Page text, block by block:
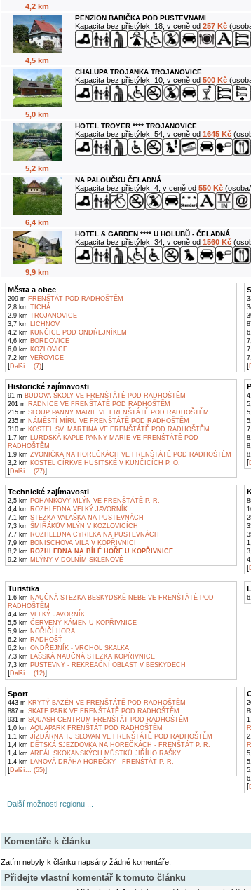
4,2 km
4,5 km
PENZION BABIČKA POD PUSTEVNAMI
Kapacita bez přistýlek: 18, v ceně od 257 Kč
5,0 km
CHALUPA TROJANKA TROJANOVICE
Kapacita bez přistýlek: 10, v ceně od 500 Kč
5,2 km
HOTEL TROYER **** TROJANOVICE
Kapacita bez přistýlek: 54, v ceně od 1645 Kč
6,4 km
NA PALOUČKU ČELADNÁ
Kapacita bez přistýlek: 4, v ceně od 550 Kč
9,9 km
HOTEL & GARDEN **** U HOLUBŮ - ČELADNÁ
Kapacita bez přistýlek: 34, v ceně od 1560 Kč
Města a obce
209 m FRENŠTÁT POD RADHOŠTĚM
2,8 km TICHÁ
2,9 km TROJANOVICE
3,7 km LICHNOV
4,2 km KUNČICE POD ONDŘEJNÍKEM
4,6 km BORDOVICE
6,0 km KOZLOVICE
7,2 km VEŘOVICE
[Další... (7)] [
Historické zajímavosti
91 m BUDOVA ŠKOLY VE FRENŠTÁTĚ POD RADHOŠTĚM
201 m RADNICE VE FRENŠTÁTĚ POD RADHOŠTĚM
215 m SLOUP PANNY MARIE VE FRENŠTÁTĚ POD RADHOŠTĚM
235 m NÁMĚSTÍ MÍRU VE FRENŠTÁTĚ POD RADHOŠTĚM
310 m KOSTEL SV. MARTINA VE FRENŠTÁTĚ POD RADHOŠTĚM
1,7 km LURDSKÁ KAPLE PANNY MARIE VE FRENŠTÁTĚ POD
RADHOŠTĚM
1,9 km ZVONIČKA NA HOREČKÁCH VE FRENŠTÁTĚ POD RADHOŠTĚM
3,2 km KOSTEL CÍRKVE HUSITSKÉ V KUNČICÍCH P. O.
[Další... (27)]
[
Technické zajímavosti
2,5 km POHANKOVÝ MLÝN VE FRENŠTÁTĚ P. R.
4,4 km ROZHLEDNA VELKÝ JAVORNÍK
7,1 km STEZKA VALAŠKA NA PUSTEVNÁCH
7,3 km ŠMIŘÁKŮV MLÝN V KOZLOVICÍCH
7,7 km ROZHLEDNA CYRILKA NA PUSTEVNÁCH
7,9 km BÖNISCHOVA VILA V KOPŘIVNICI
8,2 km ROZHLEDNA NA BÍLÉ HOŘE U KOPŘIVNICE
9,2 km MLÝNY V DOLNÍM SKLENOVĚ
[
Turistika
1,6 km NAUČNÁ STEZKA BESKYDSKÉ NEBE VE FRENŠTÁTĚ POD
RADHOŠTĚM
4,4 km VELKÝ JAVORNÍK
5,5 km ČERVENÝ KÁMEN U KOPŘIVNICE
5,9 km NOŘIČÍ HORA
6,2 km RADHOŠŤ
6,2 km ONDŘEJNÍK - VRCHOL SKALKA
7,3 km LAŠSKÁ NAUČNÁ STEZKA KOPŘIVNICE
7,3 km PUSTEVNY - REKREAČNÍ OBLAST V BESKYDECH
[Další... (12)]
Sport
443 m KRYTÝ BAZÉN VE FRENŠTÁTĚ POD RADHOŠTĚM
887 m SKATE PARK VE FRENŠTÁTĚ POD RADHOŠTĚM
931 m SQUASH CENTRUM FRENŠTÁT POD RADHOŠTĚM
1,0 km AQUAPARK FRENŠTÁT POD RADHOŠTĚM
1,1 km JÍZDÁRNA TJ SLOVAN VE FRENŠTÁTĚ POD RADHOŠTĚM
1,4 km DĚTSKÁ SJEZDOVKA NA HOREČKÁCH - FRENŠTÁT P. R.
1,4 km AREÁL SKOKANSKÝCH MŮSTKŮ JIŘÍHO RAŠKY
1,4 km LANOVÁ DRÁHA HOREČKY - FRENŠTÁT P. R.
[Další... (55)]
[
Další možnosti regionu ...
Komentáře k článku
Zatím nebyly k článku napsány žádné komentáře.
Přidejte vlastní komentář k tomuto článku